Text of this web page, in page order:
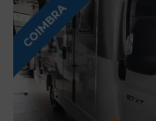
COIMBRA